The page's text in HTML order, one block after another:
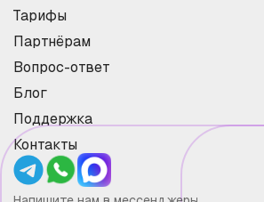
Тарифы
Партнёрам
Вопрос-ответ
Блог
Поддержка
Контакты